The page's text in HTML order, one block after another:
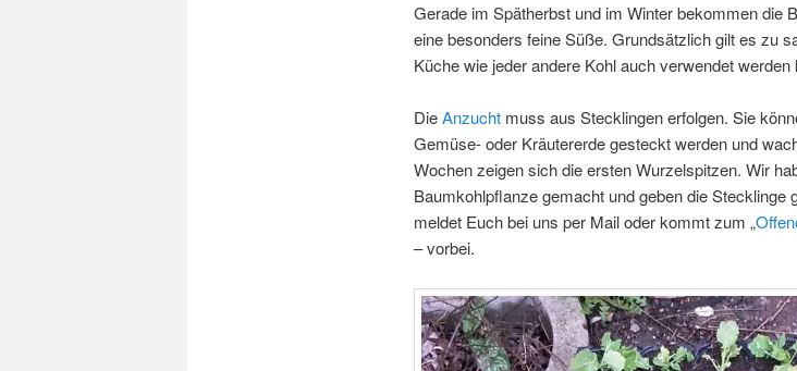
Gerade im Spätherbst und im Winter bekommen die
eine besonders feine Süße. Grundsätzlich gilt es zu
Küche wie jeder andere Kohl auch verwendet werden
DieAnzuchtmuss aus Stecklingen erfolgen. Sie
Gemüse- oder Kräutererde gesteckt werden und
Wochen zeigen sich die ersten Wurzelspitzen. Wir
Baumkohlpflanze gemacht und geben die Stecklinge
meldet Euch bei uns per Mail oder kommt zum „
– vorbei.